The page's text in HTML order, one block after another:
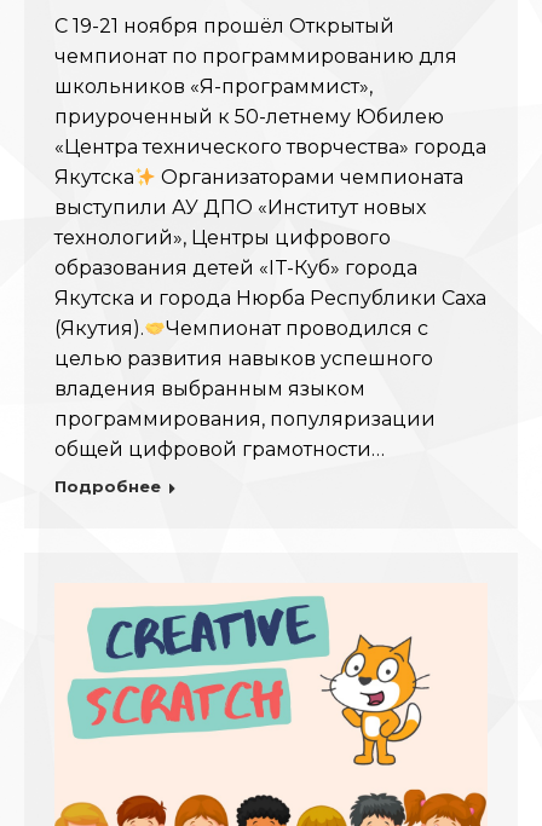
С 19-21 ноября прошёл Открытый
чемпионат по программированию для
школьников «Я-программист»,
приуроченный к 50-летнему Юбилею
«Центра технического творчества» города
Якутска
Организаторами чемпионата
выступили АУ ДПО «Институт новых
технологий», Центры цифрового
образования детей «IT-Куб» города
Якутска и города Нюрба Республики Саха
(Якутия).
Чемпионат проводился с
целью развития навыков успешного
владения выбранным языком
программирования, популяризации
общей цифровой грамотности…
Подробнее